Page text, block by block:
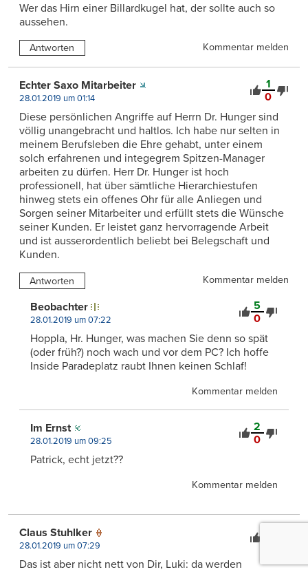
Wer das Hirn einer Billardkugel hat, der sollte auch so
aussehen.
Antworten Kommentar melden
1
0
Echter Saxo Mitarbeiter
28.01.2019 um 01:14
Diese persönlichen Angriffe auf Herrn Dr. Hunger sind
völlig unangebracht und haltlos. Ich habe nur selten in
meinem Berufsleben die Ehre gehabt, unter einem
solch erfahrenen und integegrem Spitzen-Manager
arbeiten zu dürfen. Herr Dr. Hunger ist hoch
professionell, hat über sämtliche Hierarchiestufen
hinweg stets ein offenes Ohr für alle Anliegen und
Sorgen seiner Mitarbeiter und erfüllt stets die Wünsche
seiner Kunden. Er leistet ganz hervorragende Arbeit
und ist ausserordentlich beliebt bei Belegschaft und
Kunden.
Antworten Kommentar melden
5
0
Beobachter
28.01.2019 um 07:22
Hoppla, Hr. Hunger, was machen Sie denn so spät
(oder früh?) noch wach und vor dem PC? Ich hoffe
Inside Paradeplatz raubt Ihnen keinen Schlaf!
Kommentar melden
2
0
Im Ernst
28.01.2019 um 09:25
Patrick, echt jetzt??
Kommentar melden
Claus Stuhlker
28.01.2019 um 07:29
Das ist aber nicht nett von Dir, Luki: da werden